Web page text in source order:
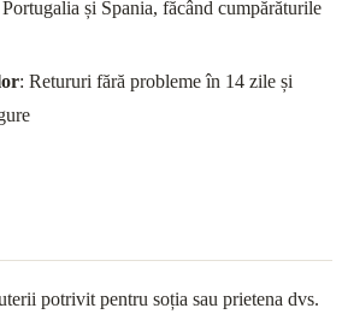
și Spania, făcând cumpărăturile
: Retururi fără probleme în 14 zile și
potrivit pentru soția sau prietena dvs.